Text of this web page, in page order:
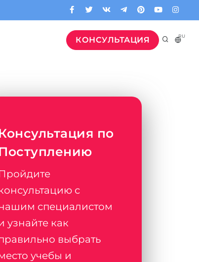
КОНСУЛЬТАЦИЯ RU
по
с
специалистом
узнайте как
выбрать
учебы и